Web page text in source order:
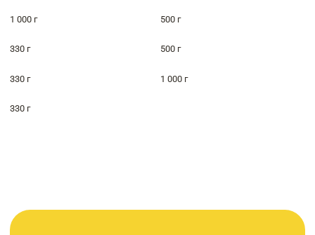
1 000 г 500 г
330 г 500 г
330 г 1 000 г
330 г